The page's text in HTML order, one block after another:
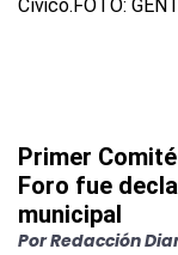
Primer
Foro fue
municipal
PorRedacción